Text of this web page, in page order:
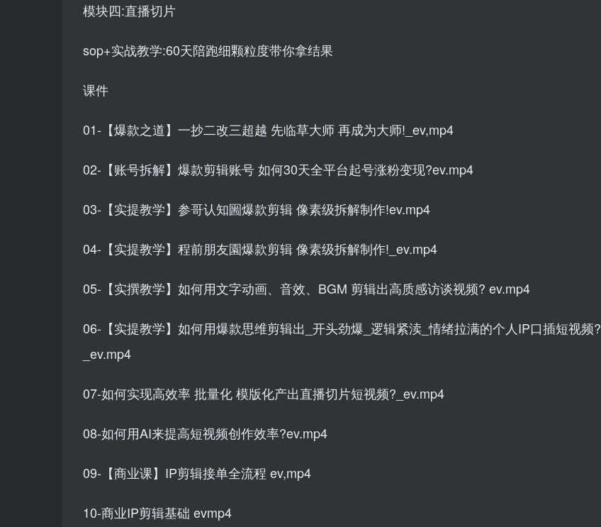
模块四:直播切片
sop+实战教学:60天陪跑细颗粒度带你拿结果
课件
01-【爆款之道】一抄二改三超越 先临草大师 再成为大师!_ev,mp4
02-【账号拆解】爆款剪辑账号 如何30天全平台起号涨粉变现?ev.mp4
03-【实提教学】参哥认知圌爆款剪辑 像素级拆解制作!ev.mp4
04-【实提教学】程前朋友園爆款剪辑 像素级拆解制作!_ev.mp4
05-【实撰教学】如何用文字动画、音效、BGM 剪辑出高质感访谈视频? ev.mp4
06-【实提教学】如何用爆款思维剪辑出_开头劲爆_逻辑紧渎_情绪拉满的个人IP口插短视频?
_ev.mp4
07-如何实现高效率 批量化 模版化产出直播切片短视频?_ev.mp4
08-如何用AI来提高短视频创作效率?ev.mp4
09-【商业课】IP剪辑接单全流程 ev,mp4
10-商业IP剪辑基础 evmp4